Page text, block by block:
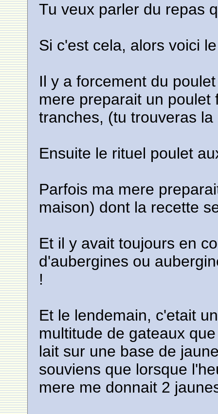
Tu veux parler du repas
Si c'est cela, alors voici
Il y a forcement du
mere preparait un
tranches, (tu trouveras
Ensuite le rituel poulet
Parfois ma mere
maison) dont la recette
Et il y avait toujours en
d'aubergines ou
!
Et le lendemain, c'etait
multitude de gateaux
lait sur une base de
souviens que lorsque
mere me donnait 2